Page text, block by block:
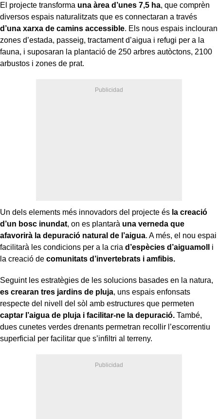
El projecte transforma una àrea d’unes 7,5 ha, que comprèn
diversos espais naturalitzats que es connectaran a través
d’una xarxa de camins accessible. Els nous espais inclouran
zones d’estada, passeig, tractament d’aigua i refugi per a la
fauna, i suposaran la plantació de 250 arbres autòctons, 2100
arbustos i zones de prat.
Un dels elements més innovadors del projecte és la creació
d’un bosc inundat, on es plantarà una verneda que
afavorirà la depuració natural de l’aigua. A més, el nou espai
facilitarà les condicions per a la cria d’espècies d’aiguamoll
i
la creació de comunitats d’invertebrats i amfibis.
Seguint les estratègies de les solucions basades en la natura,
es crearan tres jardins de pluja, uns espais enfonsats
respecte del nivell del sòl amb estructures que permeten
captar l’aigua de pluja i facilitar-ne la depuració. També,
dues cunetes verdes drenants permetran recollir l’escorrentiu
superficial per facilitar que s’infiltri al terreny.